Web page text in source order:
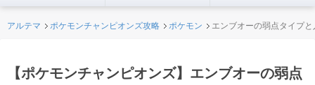
アルテマ ポケモンチャンピオンズ攻略 ポケモン エンブオーの弱点タイプ
【ポケモンチャンピオンズ】エンブオーの弱点